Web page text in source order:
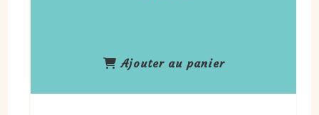
Ajouter au panier